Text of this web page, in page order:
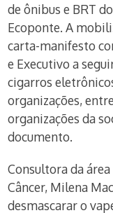
de ônibus e BRT
Ecoponte. A
carta-manifesto
e Executivo a
cigarros
organizações,
organizações da
documento.
Consultora da
Câncer, Milena
desmascarar o